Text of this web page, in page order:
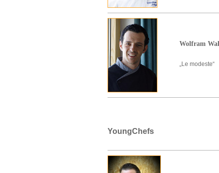
Wolfram
„Le modeste“
YoungChefs